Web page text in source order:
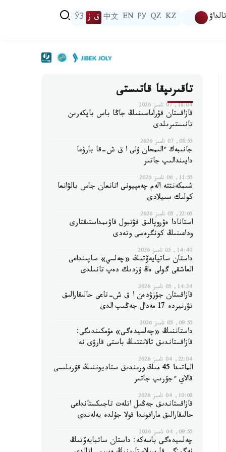
تالداۋ KZ
QZ
РУ
EN
中文 ق ز ЎЗ
تاقىرىپقا قاتىستى
18:04, 07 تامىز 2026
قازاقستان قۇراماسىنىڭ جاڭا باس باپكەرىن
تانىستىرىلدى
08:55, 07 تامىز 2026
جانىبەك ءالىمحان ۇلى ا ق ش-قا بارۋعا
دايىندالىپ جاتىر
11:55, 06 تامىز 2026
شىمكەنتتە الەم چەمپيونى اتانعان جاس بالۋانعا
كولىك سىيلادى
22:05, 05 تامىز 2026
استانادا ەۋروپالىق فۋتبول قاۋىمداستىقتارى
وداعىنىڭ كونگرەسى وتەدى
14:40, 05 تامىز 2026
داستان ساتپايەۆتىڭ «چەلسي» ساپىنداعى
العاشقى گولى ەڭ ۇزدىك دەپ تانىلدى
14:24, 05 تامىز 2026
قازاقستان جۇزۋدەن ا ق ش-تاعى حالىقارالىق
تۋرنيردە 17 مەدال جەڭىپ الدى
09:55, 05 تامىز 2026
داستاننىڭ «چەلسيدەگى» مۇمكىندىگى:
قازاقستاندىق تالانتتىڭ باستى قارۋى نە
22:04, 04 تامىز 2026
الماتىدا 45 مىڭ ورىندىق ستاديوننىڭ قۇرىلىسى
قالاي ءجۇرىپ جاتىر
10:08, 04 تامىز 2026
قازاقستاندىق جەڭىل اتلەت تاجىكستانداعى
حالىقارالىق مارافوندا قولا جۇلدە يەلەندى
09:55, 04 تامىز 2026
چەلسيدەگى باسەكە: داستان ساتبايەۆتىڭ